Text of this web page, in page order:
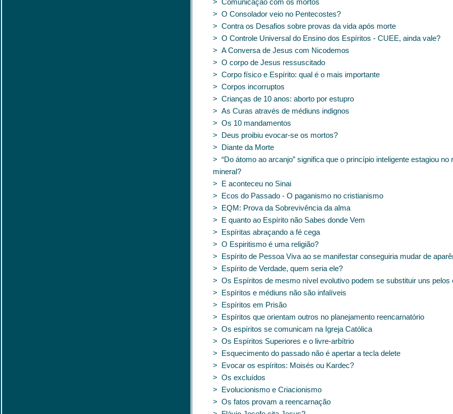
> Comunicação com os mortos
> O Consolador veio no Pentecostes?
> Contra os Desafios sobre provas da vida após morte
> O Controle Universal do Ensino dos Espíritos - CUEE, ainda vale?
> A Conversa de Jesus com Nicodemos
> O corpo de Jesus ressuscitado
> Corpo físico e Espírito: qual é o mais importante
> Corpos incorruptos
> Crianças de 10 anos: aborto por estupro
> As Curas através de médiuns indignos
> Os 10 mandamentos
> Deus proibiu evocar-se os mortos?
> Diante da Morte
> “Do átomo ao arcanjo” significa que o princípio inteligente estagiou no
mineral?
> E aconteceu no Sinai
> Ecos do Passado - O paganismo no cristianismo
> EQM: Prova da Sobrevivência da alma
> E quanto ao Espírito não Sabes donde Vem
> Espíritas abraçando a fé cega
> O Espiritismo é uma religião?
> Espírito de Pessoa Viva ao se manifestar conseguiria mudar de
> Espírito de Verdade, quem seria ele?
> Os Espíritos de mesmo nível evolutivo podem se substituir uns pelos
> Espíritos e médiuns não são infalíveis
> Espíritos em Prisão
> Espíritos que orientam outros no planejamento reencarnatório
> Os espíritos se comunicam na Igreja Católica
> Os Espíritos Superiores e o livre-arbítrio
> Esquecimento do passado não é apertar a tecla delete
> Evocar os espíritos: Moisés ou Kardec?
> Os excluídos
> Evolucionismo e Criacionismo
> Os fatos provam a reencarnação